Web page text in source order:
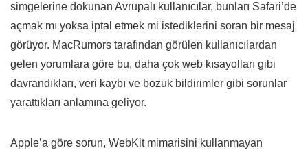
simgelerine dokunan Avrupalı kullanıcılar, bunları Safari’de
açmak mı yoksa iptal etmek mi istediklerini soran bir mesaj
görüyor. MacRumors tarafından görülen kullanıcılardan
gelen yorumlara göre bu, daha çok web kısayolları gibi
davrandıkları, veri kaybı ve bozuk bildirimler gibi sorunlar
yarattıkları anlamına geliyor.
Apple’a göre sorun, WebKit mimarisini kullanmayan